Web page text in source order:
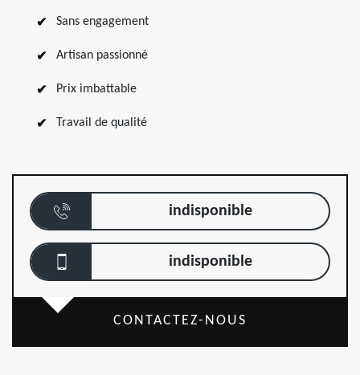
Sans engagement
Artisan passionné
Prix imbattable
Travail de qualité
indisponible
indisponible
CONTACTEZ-NOUS